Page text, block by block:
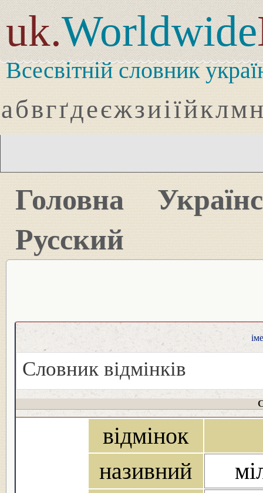
uk.Worldwide
Всесвітній словник
абвгґдеєжзиіїйклмн
Головна
Русский
Словник відмінків
відмінок
називний